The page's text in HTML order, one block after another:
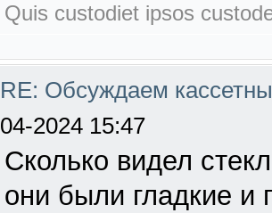
Quis custodiet ipsos
RE: Обсуждаем
04-2024 15:47
Сколько видел
они были гладкие и